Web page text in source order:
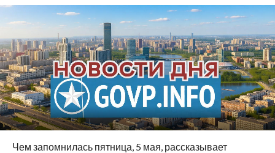
Чем запомнилась пятница, 5 мая, рассказывает